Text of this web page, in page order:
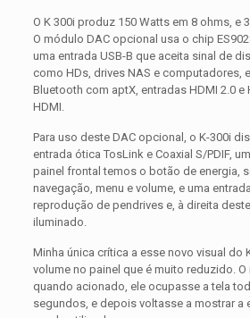
O K 300i produz 150 Watts em 8 ohms, e
O módulo DAC opcional usa o chip
uma entrada USB-B que aceita sinal de
como HDs, drives NAS e computadores,
Bluetooth com aptX, entradas HDMI 2.0 e
HDMI.
Para uso deste DAC opcional, o K-300i
entrada ótica TosLink e Coaxial S/PDIF,
painel frontal temos o botão de energia,
navegação, menu e volume, e uma
reprodução de pendrives e, à direita
iluminado.
Minha única crítica a esse novo visual do
volume no painel que é muito reduzido. O
quando acionado, ele ocupasse a tela
segundos, e depois voltasse a mostrar a